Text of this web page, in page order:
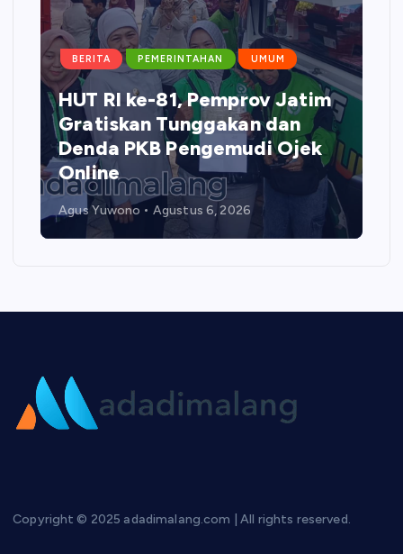
BERITA PEMERINTAHAN UMUM
HUT RI ke-81, Pemprov Jatim
Gratiskan Tunggakan dan
Denda PKB Pengemudi Ojek
Online
Agus Yuwono Agustus 6, 2026
Copyright © 2025 adadimalang.com | All rights reserved.